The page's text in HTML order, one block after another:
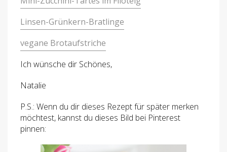
Linsen-Grünkern-Bratlinge
vegane Brotaufstriche
Ich wünsche dir Schönes,
Natalie
P.S.: Wenn du dir dieses Rezept für später merken
möchtest, kannst du dieses Bild bei Pinterest
pinnen: